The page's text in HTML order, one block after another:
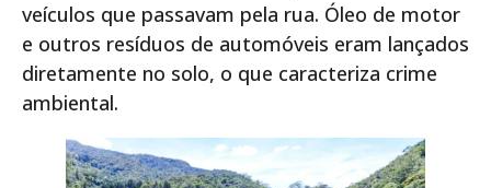
veículos que passavam pela rua. Óleo de motor
e outros resíduos de automóveis eram lançados
diretamente no solo, o que caracteriza crime
ambiental.